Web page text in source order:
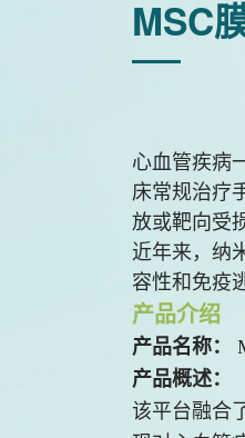
MSC
心血管疾病
床常规治疗
放或靶向受
近年来，纳
容性和免疫
产品介绍
产品名称：
产品概述：
该平台融合